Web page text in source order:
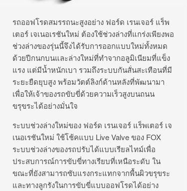
รถออฟโรดสมรรถนะสูงอย่าง ฟอร์ด เรนเจอร์ แร็พ
เตอร์ เจเนอเรชันใหม่ ต้องใช้ช่วงล่างที่แกร่งเพียงพอ
ช่วงล่างของรุ่นนี้จึงได้รับการออกแบบใหม่ทั้งหมด
ด้วยปีกนกบนและล่างใหม่ที่ทำจากอลูมิเนียมที่แข็ง
แรง แต่มีน้ำหนักเบา รวมถึงระบบกันสั่นสะเทือนที่มี
ระยะยืดยุบสูง พร้อมวัตต์ลิงก์ด้านหลังที่พัฒนามา
เพื่อให้เจ้าของรถขับขี่ด้วยความเร็วสูงบนถนน
ขรุขระได้อย่างมั่นใจ
ระบบช่วงล่างใหม่ของ ฟอร์ด เรนเจอร์ แร็พเตอร์ เจ
เนอเรชันใหม่ ใช้โช้คแบบ Live Valve ของ FOX
ระบบช่วงล่างของรถปรับได้แบบเรียลไทม์เพื่อ
ประสบการณ์การขับขี่ทางเรียบที่เหนือระดับ ใน
ขณะที่ยังสามารถซับแรงกระแทกจากพื้นผิวขรุขระ
และทางลูกรังในการขับขี่แบบออฟโรดได้อย่าง